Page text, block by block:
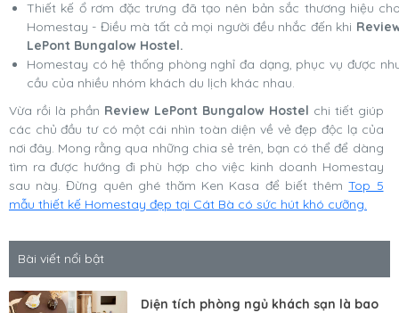
Thiết kế ổ rơm đặc trưng đã tạo nên bản sắc thương hiệu
Homestay - Điều mà tất cả mọi người đều nhắc đến khi
LePont Bungalow Hostel.
Homestay có hệ thống phòng nghỉ đa dạng, phục vụ được
cầu của nhiều nhóm khách du lịch khác nhau.
Vừa rồi là phần Review LePont Bungalow Hostel chi tiết giúp
các chủ đầu tư có một cái nhìn toàn diện về vẻ đẹp độc lạ của
nơi đây. Mong rằng qua những chia sẻ trên, bạn có thể để dàng
tìm ra được hướng đi phù hợp cho việc kinh doanh Homestay
sau này. Đừng quên ghé thăm Ken Kasa để biết thêmTop 5
mẫu thiết kế Homestay đẹp tại Cát Bà có sức hút khó cưỡng.
Bài viết nổi bật
Diện tích phòng ngủ khách sạn là bao